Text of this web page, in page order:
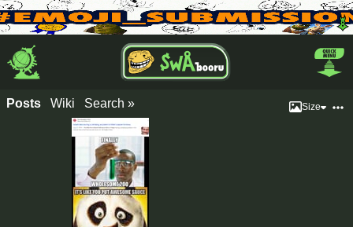
Posts Wiki Search » Size